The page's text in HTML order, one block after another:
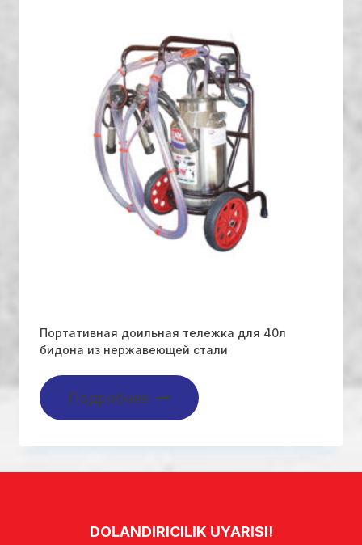
Портативная доильная тележка для 40л
бидона из нержавеющей стали
Подробнее
DOLANDIRICILIK UYARISI!